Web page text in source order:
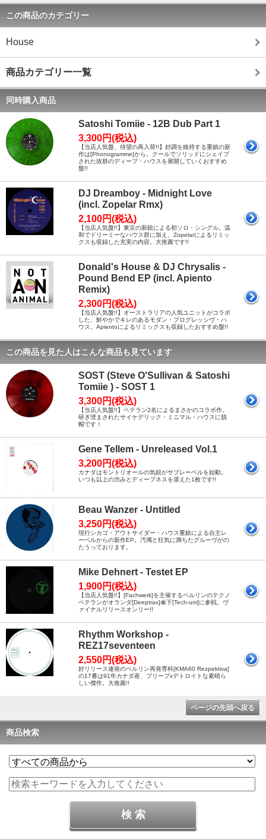
この商品のカテゴリー
House
商品カテゴリー一覧
同時購入商品
Satoshi Tomiie - 12B Dub Part 1
3,300円(税込)
【当店人気盤、待望の再入荷!!】好調を維持する重鎮の新
作は[Phonogramme]から。クールでソリッドにシェイプ
された抜群のディープ・ハウスを展開していくおすすめ
盤!!
DJ Dreamboy - Midnight Love
(incl. Zopelar Rmx)
2,100円(税込)
【当店人気盤!!】東京の新鋭による初ソロ・シングル。温
和でドリーミーなハウス群に加え、Zopelarによるリミッ
クスも収録した充実の内容。大推薦です!!
Donald's House & DJ Chrysalis -
Pound Bend EP (incl. Apiento
Remix)
2,300円(税込)
【当店人気盤!!】オーストラリアの人気ユニットがコラボ
した、鮮やかでキレのあるモダン・プログレッシヴ・ハ
ウス。Apientoによるリミックスも収録したおすすめ盤!!
この商品を見た人はこんな商品も見ています
SOST (Steve O'Sullivan & Satoshi
Tomiie ) - SOST 1
3,300円(税込)
【当店人気盤!!】ベテラン2名によるまさかのコラボ作。
研ぎ澄まされたサイケデリック・ミニマル・ハウスに脱
帽です！
Gene Tellem - Unreleased Vol.1
3,200円(税込)
カナダはモントリオールの気鋭がサブレーベルを始動。
いつも以上の渋みとディープネスを湛えた1枚です!!
Beau Wanzer - Untitled
3,250円(税込)
現行シカゴ・アウトサイダー・ハウス重鎮による自主レ
ーベルからの新作EP。汚濁と狂気に満ちたグルーヴがの
たうっております。
Mike Dehnert - Testet EP
1,900円(税込)
【当店人気盤!!】[Fachwerk]を主催するベルリンのテクノ
ベテランがオランダ[Deeptrax]傘下[Tech-um]に参戦。ヴ
ァイナルリリースオンリー!!
Rhythm Workshop -
REZ17seventeen
2,550円(税込)
好リリース連発のベルリン再発専科[KMA60 Rezpektiva]
の17番は91年カナダ産、ブリープxデトロイトな素晴ら
しい傑作。大推薦!!
ページの先頭へ戻る
商品検索